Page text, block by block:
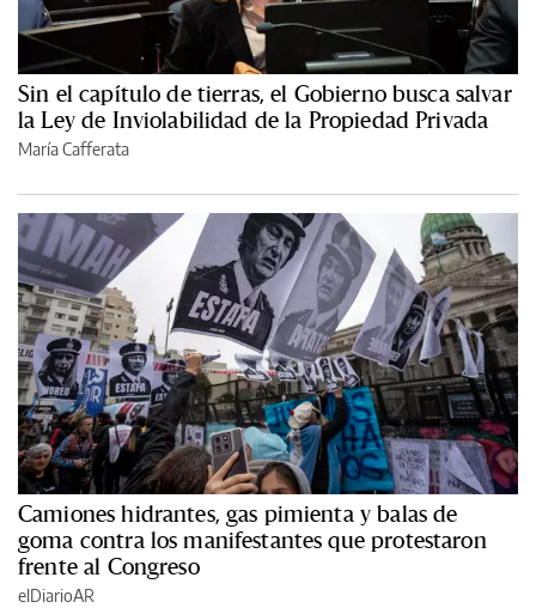
Sin el capítulo de tierras, el Gobierno busca salvar
la Ley de Inviolabilidad de la Propiedad Privada
María Cafferata
Camiones hidrantes, gas pimienta y balas de
goma contra los manifestantes que protestaron
frente al Congreso
elDiarioAR